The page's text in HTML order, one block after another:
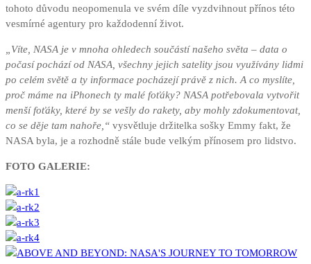
tohoto důvodu neopomenula ve svém díle vyzdvihnout přínos této
vesmírné agentury pro každodenní život.
„Víte, NASA je v mnoha ohledech součástí našeho světa – data o
počasí pochází od NASA, všechny jejich satelity jsou využívány lidmi
po celém světě a ty informace pocházejí právě z nich. A co myslíte,
proč máme na iPhonech ty malé foťáky? NASA potřebovala vytvořit
menší foťáky, které by se vešly do rakety, aby mohly zdokumentovat,
co se děje tam nahoře,“ vysvětluje držitelka sošky Emmy fakt, že
NASA byla, je a rozhodně stále bude velkým přínosem pro lidstvo.
FOTO GALERIE: